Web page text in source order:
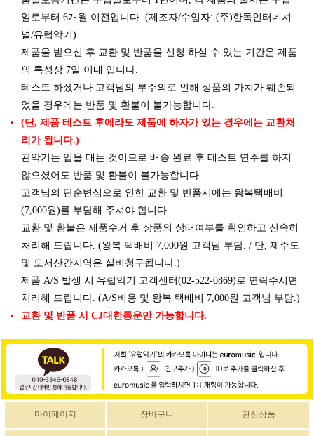
일로부터 6개월 이전입니다. (제조자/수입자: (주)한독인터네셔
널/유럽악기)
제품을 받으신 후 교환 및 반품을 신청 하실 수 있는 기간은 제품
의 특성상 7일 이내 입니다.
테스트 하셨거나 고객님의 부주의로 인해 상품의 가치가 훼손되
었을 경우에는 반품 및 환불이 불가능합니다.
(단, 제품 테스트 후에라도 제품에 하자가 있는 경우에는 교환처
리가 됩니다.)
관악기는 입을 대는 것이므로 배송 완료 후 테스트 연주를 하지
않으셨어도 반품 및 환불이 불가능합니다.
고객님의 단순변심으로 인한 교환 및 반품시에는 왕복택배비
(7,000원)를 부담해 주셔야 합니다.
교환 및 환불은 제품수거 후 상품의 상태여부를 확인하고 신속히
처리해 드립니다. (왕복 택배비 7,000원 고객님 부담. / 단, 제주도
및 도서산간지역은 실비청구됩니다.)
제품 A/S 발생 시 유럽악기 고객센터(02-522-0869)로 연락주시면
처리해 드립니다. (A/S비용 및 왕복 택배비 7,000원 고객님 부담.)
교환 및 반품 시 CJ대한통운만 가능합니다.
마이페이지 장바구니 관심상품